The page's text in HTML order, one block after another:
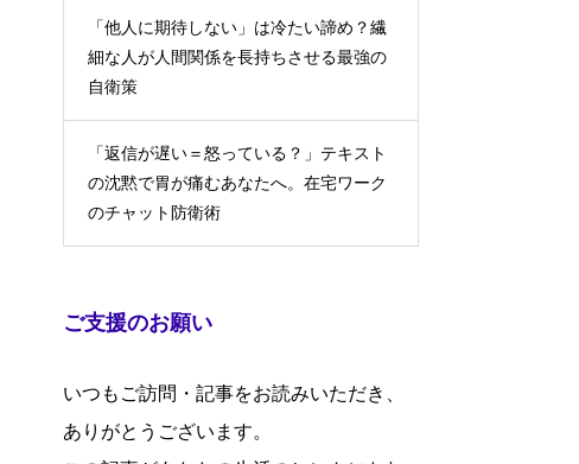
「他人に期待しない」は冷たい諦め？繊
細な人が人間関係を長持ちさせる最強の
自衛策
「返信が遅い＝怒っている？」テキスト
の沈黙で胃が痛むあなたへ。在宅ワーク
のチャット防衛術
ご支援のお願い
いつもご訪問・記事をお読みいただき、
ありがとうございます。